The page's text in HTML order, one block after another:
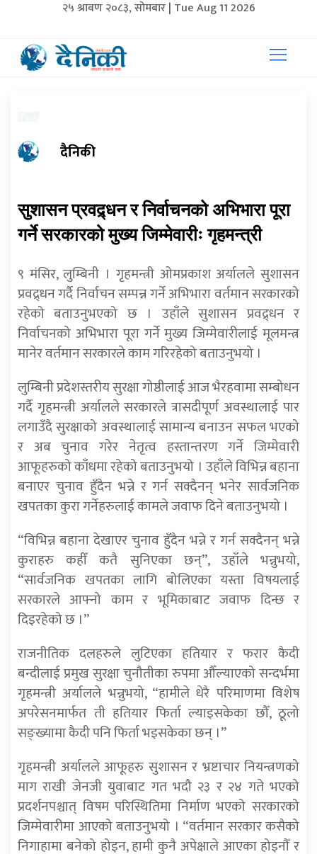
२५ श्रावण २०८३, सोमबार | Tue Aug 11 2026
दैनिकी
सुशासन प्रवद्र्धन र निर्वाचनको अभिभारा पूरा
गर्ने सरकारको मुख्य जिम्मेवारीः गृहमन्त्री
९ मंसिर, लुम्बिनी । गृहमन्त्री ओमप्रकाश अर्यालले सुशासन
प्रवद्र्धन गर्दै निर्वाचन सम्पन्न गर्ने अभिभारा वर्तमान सरकारको
रहेको बताउनुभएको छ । उहाँले सुशासन प्रवद्र्धन र
निर्वाचनको अभिभारा पूरा गर्ने मुख्य जिम्मेवारीलाई मूलमन्त्र
मानेर वर्तमान सरकारले काम गरिरहेको बताउनुभयो ।
लुम्बिनी प्रदेशस्तरीय सुरक्षा गोष्ठीलाई आज भैरहवामा सम्बोधन
गर्दै गृहमन्त्री अर्यालले सरकारले त्रासदीपूर्ण अवस्थालाई पार
लगाउँदै सुरक्षाको अवस्थालाई सामान्य बनाउन सफल भएको
र अब चुनाव गरेर नेतृत्व हस्तान्तरण गर्ने जिम्मेवारी
आफूहरुको काँधमा रहेको बताउनुभयो । उहाँले विभिन्न बहाना
बनाएर चुनाव हुँदैन भन्ने र गर्न सक्दैनन् भनेर सार्वजनिक
खपतका कुरा गर्नेहरुलाई कामले जवाफ दिने बताउनुभयो ।
“विभिन्न बहाना देखाएर चुनाव हुँदैन भन्ने र गर्न सक्दैनन् भन्ने
कुराहरु कहीँ कतै सुनिएका छन्”, उहाँले भन्नुभयो,
“सार्वजनिक खपतका लागि बोलिएका यस्ता विषयलाई
सरकारले आफ्नो काम र भूमिकाबाट जवाफ दिन्छ र
दिइरहेको छ ।”
राजनीतिक दलहरुले लुटिएका हतियार र फरार कैदी
बन्दीलाई प्रमुख सुरक्षा चुनौतीका रुपमा औँल्याएको सन्दर्भमा
गृहमन्त्री अर्यालले भन्नुभयो, “हामीले धेरै परिमाणमा विशेष
अपरेसनमार्फत ती हतियार फिर्ता ल्याइसकेका छौँ, ठूलो
सङ्ख्यामा कैदी पनि फिर्ता भइसकेका छन् ।”
गृहमन्त्री अर्यालले आफूहरु सुशासन र भ्रष्टाचार नियन्त्रणको
माग राखी जेनजी युवाबाट गत भदौ २३ र २४ गते भएको
प्रदर्शनपश्चात् विषम परिस्थितिमा निर्माण भएको सरकारको
जिम्मेवारीमा आएको बताउनुभयो । “वर्तमान सरकार कसैको
निगाहामा बनेको होइन, हामी कुनै अपेक्षाले आएका होइनौँ र